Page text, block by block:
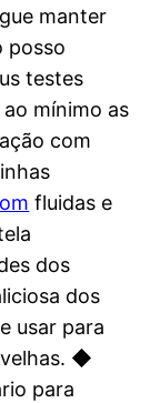
manter
posso
testes
mínimo as
com
fluidas e
dos
dos
usar para
velhas. ◆
para